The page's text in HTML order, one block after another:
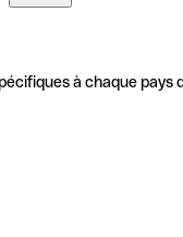
à chaque pays